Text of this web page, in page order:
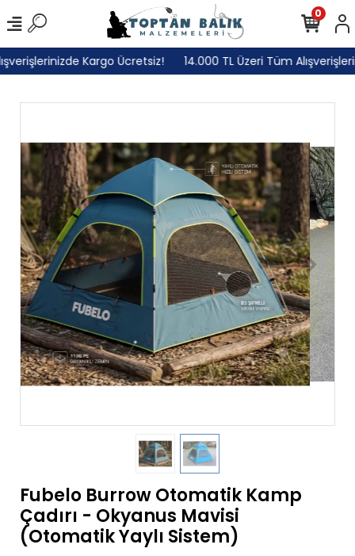
Kargo Ücretsiz! 14.000 TL Üzeri Tüm
0
Fubelo Burrow Otomatik Kamp
Çadırı - Okyanus Mavisi
(Otomatik Yaylı Sistem)